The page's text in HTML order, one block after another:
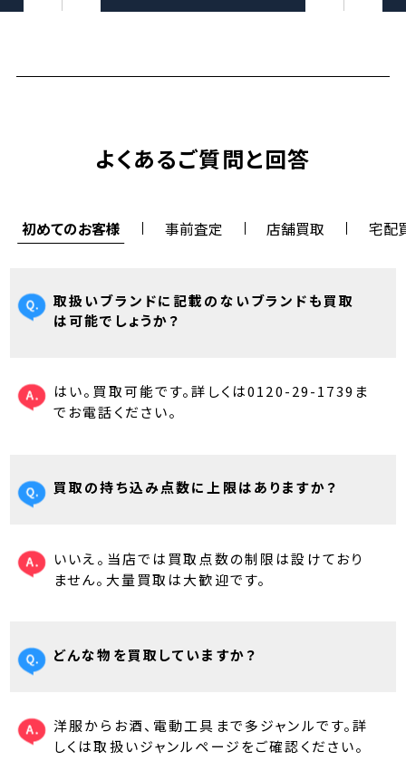
よくあるご質問と回答
初めてのお客様 事前査定 店舗買取 宅配
取扱いブランドに記載のないブランドも買取
は可能でしょうか？
はい。買取可能です。詳しくは0120-29-1739ま
でお電話ください。
買取の持ち込み点数に上限はありますか？
いいえ。当店では買取点数の制限は設けており
ません。大量買取は大歓迎です。
どんな物を買取していますか？
洋服からお酒、電動工具まで多ジャンルです。詳
しくは取扱いジャンルページをご確認ください。